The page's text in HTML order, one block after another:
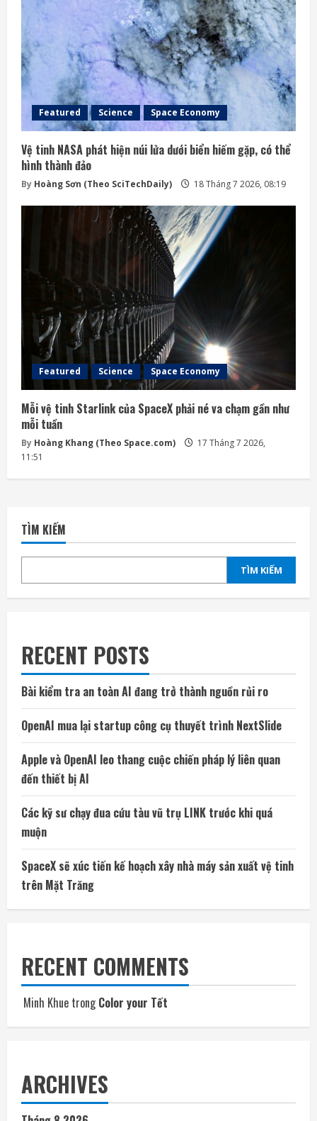
Featured Science Space Economy
Vệ tinh NASA phát hiện núi lửa dưới biển hiếm gặp, có thể
hình thành đảo
By Hoàng Sơn (Theo SciTechDaily) 18 Tháng 7 2026, 08:19
Featured Science Space Economy
Mỗi vệ tinh Starlink của SpaceX phải né va chạm gần như
mỗi tuần
By Hoàng Khang (Theo Space.com)
17 Tháng 7 2026,
11:51
TÌM KIẾM
TÌM KIẾM
RECENT POSTS
Bài kiểm tra an toàn AI đang trở thành nguồn rủi ro
OpenAI mua lại startup công cụ thuyết trình NextSlide
Apple và OpenAI leo thang cuộc chiến pháp lý liên quan
đến thiết bị AI
Các kỹ sư chạy đua cứu tàu vũ trụ LINK trước khi quá
muộn
SpaceX sẽ xúc tiến kế hoạch xây nhà máy sản xuất vệ tinh
trên Mặt Trăng
RECENT COMMENTS
Minh Khue trongColor your Tết
ARCHIVES